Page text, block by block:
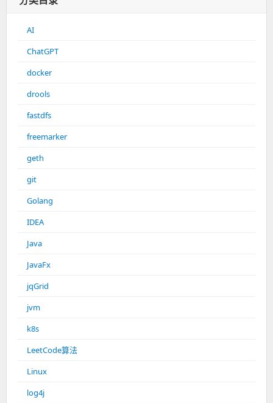
AI
ChatGPT
docker
drools
fastdfs
freemarker
geth
git
Golang
IDEA
Java
JavaFx
jqGrid
jvm
k8s
LeetCode算法
Linux
log4j